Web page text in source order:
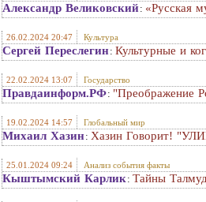
Александр Великовский: «Русская
26.02.2024 20:47 Культура
Сергей Переслегин: Культурные и
22.02.2024 13:07 Государство
Правдаинформ.РФ: "Преображение
19.02.2024 14:57 Глобальный мир
Михаил Хазин: Хазин Говорит!
25.01.2024 09:24 Анализ события факты
Кыштымский Карлик : Тайны